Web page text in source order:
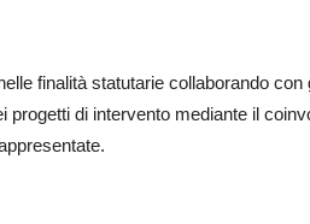
finalità statutarie collaborando
progetti di intervento mediante il